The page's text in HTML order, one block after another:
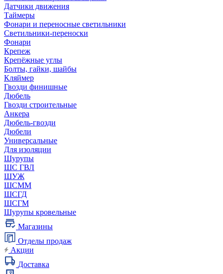
Датчики движения
Таймеры
Фонари и переносные светильники
Светильники-переноски
Фонари
Крепеж
Крепёжные углы
Болты, гайки, шайбы
Кляймер
Гвозди финишные
Дюбель
Гвозди строительные
Анкера
Дюбель-гвозди
Дюбели
Универсальные
Для изоляции
Шурупы
ШС ГВЛ
ШУЖ
ШСММ
ШСГД
ШСГМ
Шурупы кровельные
Магазины
Отделы продаж
Акции
Доставка